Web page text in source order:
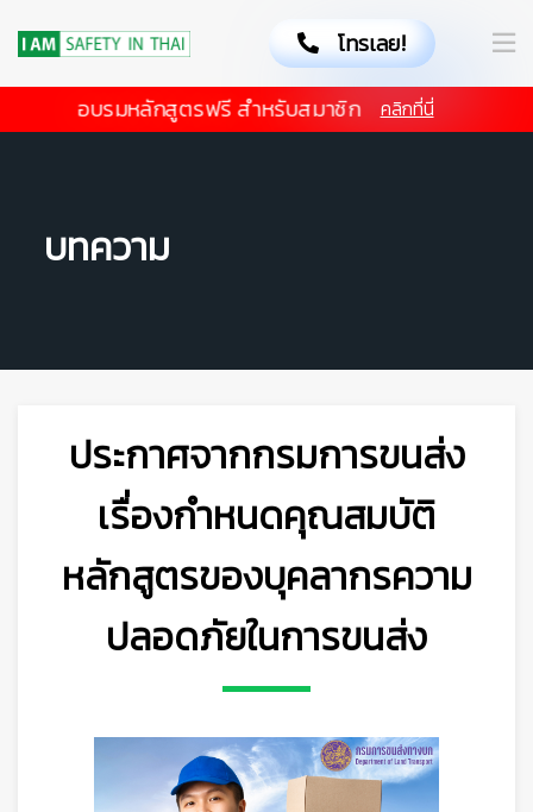
โทรเลย!
อบรมหลักสูตรฟรี สำหรับสมาชิก คลิกที่นี่
บทความ
ประกาศจากกรมการขนส่ง
เรื่องกำหนดคุณสมบัติ
หลักสูตรของบุคลากรความ
ปลอดภัยในการขนส่ง